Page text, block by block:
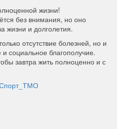
жизни!
без внимания, но оно
жизни и долголетия.
отсутствие болезней, но и
социальное благополучие.
завтра жить полноценно и с